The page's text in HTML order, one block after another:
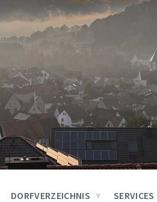
DORFVERZEICHNIS SERVICES